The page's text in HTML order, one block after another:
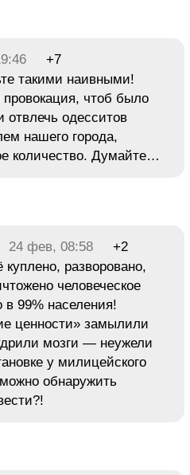
+7
такими наивными!
чтоб было
отвлечь одесситов
нашего города,
количество. Думайте…
24 фев, 08:58
+2
куплено, разворовано,
человеческое
в 99% населения!
ценности» замылили
мозги — неужели
у милицейского
обнаружить